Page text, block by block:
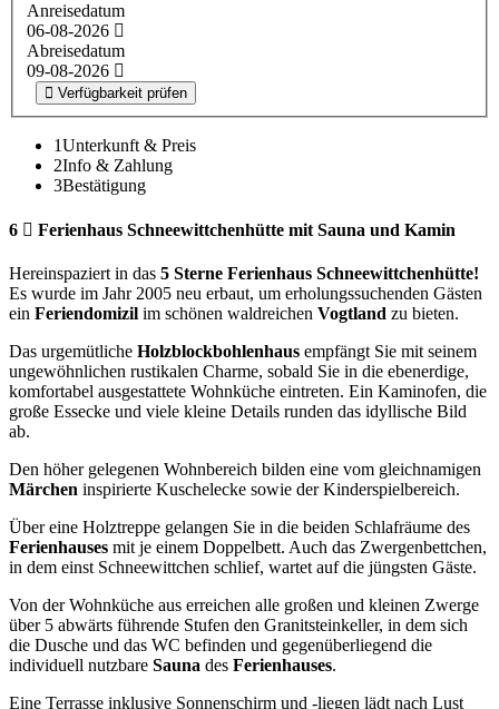
Anreisedatum
06-08-2026
Abreisedatum
09-08-2026
Verfügbarkeit prüfen
1Unterkunft & Preis
2Info & Zahlung
3Bestätigung
6 Ferienhaus Schneewittchenhütte mit Sauna und Kamin
Hereinspaziert in das 5 Sterne Ferienhaus Schneewittchenhütte!
Es wurde im Jahr 2005 neu erbaut, um erholungssuchenden Gästen
ein Feriendomizil im schönen waldreichen Vogtland zu bieten.
Das urgemütliche Holzblockbohlenhaus empfängt Sie mit seinem
ungewöhnlichen rustikalen Charme, sobald Sie in die ebenerdige,
komfortabel ausgestattete Wohnküche eintreten. Ein Kaminofen, die
große Essecke und viele kleine Details runden das idyllische Bild
ab.
Den höher gelegenen Wohnbereich bilden eine vom gleichnamigen
Märchen inspirierte Kuschelecke sowie der Kinderspielbereich.
Über eine Holztreppe gelangen Sie in die beiden Schlafräume des
Ferienhauses mit je einem Doppelbett. Auch das Zwergenbettchen,
in dem einst Schneewittchen schlief, wartet auf die jüngsten Gäste.
Von der Wohnküche aus erreichen alle großen und kleinen Zwerge
über 5 abwärts führende Stufen den Granitsteinkeller, in dem sich
die Dusche und das WC befinden und gegenüberliegend die
individuell nutzbare Sauna des Ferienhauses.
Eine Terrasse inklusive Sonnenschirm und -liegen lädt nach Lust